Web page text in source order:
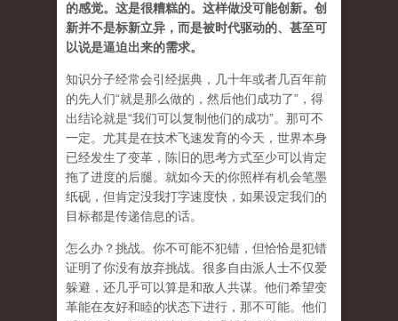
的感觉。这是很糟糕的。这样做没可能创新。创
新并不是标新立异，而是被时代驱动的、甚至可
以说是逼迫出来的需求。
知识分子经常会引经据典，几十年或者几百年前
的先人们“就是那么做的，然后他们成功了”，得
出结论就是“我们可以复制他们的成功”。那可不
一定。尤其是在技术飞速发育的今天，世界本身
已经发生了变革，陈旧的思考方式至少可以肯定
拖了进度的后腿。就如今天的你照样有机会笔墨
纸砚，但肯定没我打字速度快，如果设定我们的
目标都是传递信息的话。
怎么办？挑战。你不可能不犯错，但恰恰是犯错
证明了你没有放弃挑战。很多自由派人士不仅爱
躲避，还几乎可以算是和敌人共谋。他们希望变
革能在友好和睦的状态下进行，那不可能。他们